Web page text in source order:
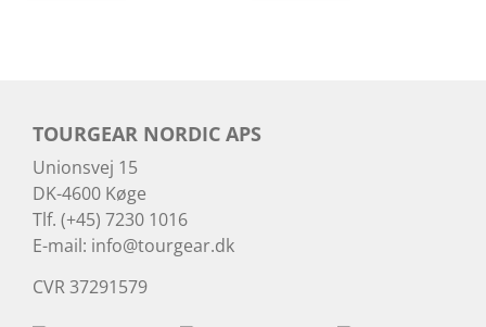
TOURGEAR NORDIC APS
Unionsvej 15
DK-4600 Køge
Tlf. (+45) 7230 1016
E-mail: info@tourgear.dk
CVR 37291579